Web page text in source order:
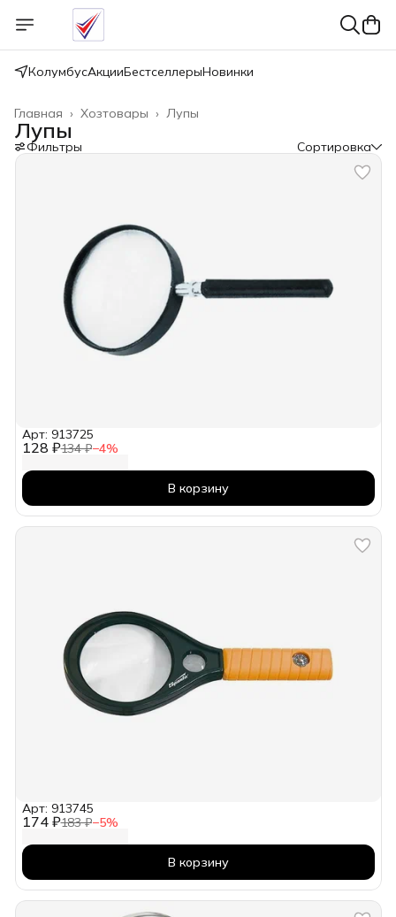
КолумбусАкцииБестселлерыНовинки
Лупы
Хозтовары ›
Главная ›
Лупы
Фильтры Сортировка
128 ₽134 ₽−4%
Арт: 913725
В корзину
174 ₽183 ₽−5%
Арт: 913745
В корзину